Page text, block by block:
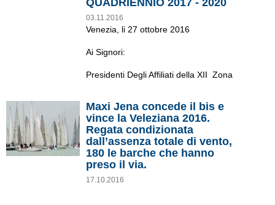
QUADRIENNIO 2017 - 2020
03.11.2016
Venezia, li 27 ottobre 2016
Ai Signori:
Presidenti Degli Affiliati della XII Zona
Maxi Jena concede il bis e
vince la Veleziana 2016.
Regata condizionata
dall’assenza totale di vento,
180 le barche che hanno
preso il via.
17.10.2016